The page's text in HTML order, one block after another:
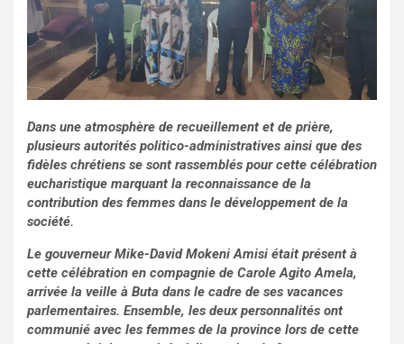
Dans une atmosphère de recueillement et de prière,
plusieurs autorités politico-administratives ainsi que des
fidèles chrétiens se sont rassemblés pour cette célébration
eucharistique marquant la reconnaissance de la
contribution des femmes dans le développement de la
société.
Le gouverneur Mike-David Mokeni Amisi était présent à
cette célébration en compagnie de Carole Agito Amela,
arrivée la veille à Buta dans le cadre de ses vacances
parlementaires. Ensemble, les deux personnalités ont
communié avec les femmes de la province lors de cette